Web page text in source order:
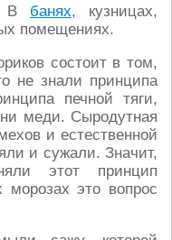
В банях, кузницах,
помещениях.
состоит в том,
не знали принципа
печной тяги,
меди. Сыродутная
и естественной
и сужали. Значит,
этот принцип
морозах это вопрос